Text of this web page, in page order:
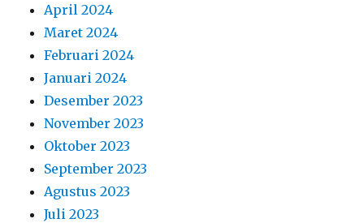
April 2024
Maret 2024
Februari 2024
Januari 2024
Desember 2023
November 2023
Oktober 2023
September 2023
Agustus 2023
Juli 2023